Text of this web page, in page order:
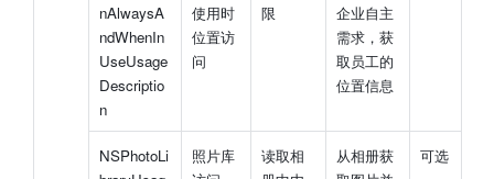
nAlwaysA
ndWhenIn
UseUsage
Descriptio
n
使用时
位置访
问
限
企业自主
需求，获
取员工的
位置信息
NSPhotoLi
照片库
读取相
从相册获
可选